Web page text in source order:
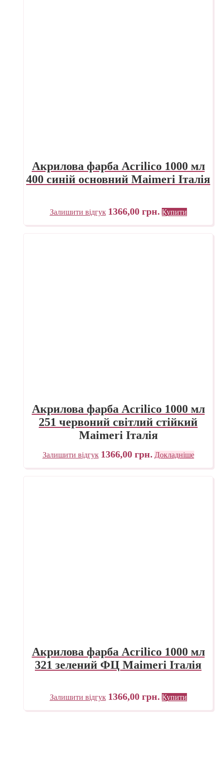
Акрилова фарба Acrilico 1000 мл
400 синій основний Maimeri Італія
Залишити відгук 1366,00 грн. Купити
Акрилова фарба Acrilico 1000 мл
251 червоний світлий стійкий
Maimeri Італія
Залишити відгук 1366,00 грн. Докладніше
Акрилова фарба Acrilico 1000 мл
321 зелений ФЦ Maimeri Італія
Залишити відгук 1366,00 грн. Купити